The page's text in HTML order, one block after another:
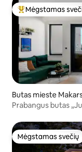
Svečių
Mėgstamas
Butas mieste
Prabangus butas
Mėgstamas svečių
Mėgstamas svečių